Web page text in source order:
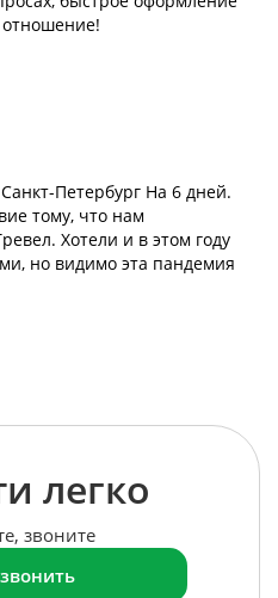
отношение!
Петербург На 6 дней.
тому, что нам
Хотели и в этом году
но видимо эта пандемия
легко
звоните